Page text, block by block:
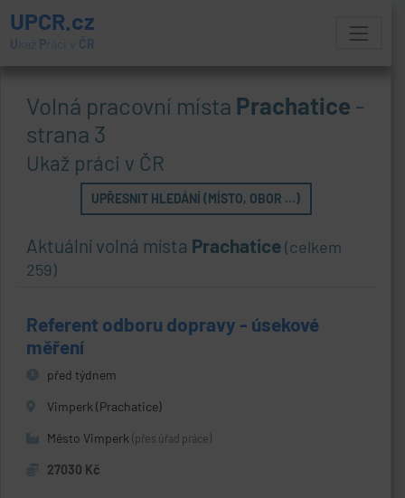
UPCR.cz
U kaž Práci v ČR
Volná pracovní místa Prachatice -
strana 3
Ukaž práci v ČR
UPŘESNIT HLEDÁNÍ (MÍSTO, OBOR ...)
Aktuální volná místa Prachatice(celkem
259)
Referent odboru dopravy - úsekové
měření
před týdnem
Vimperk (Prachatice)
Město Vimperk (přes úřad práce)
27030 Kč